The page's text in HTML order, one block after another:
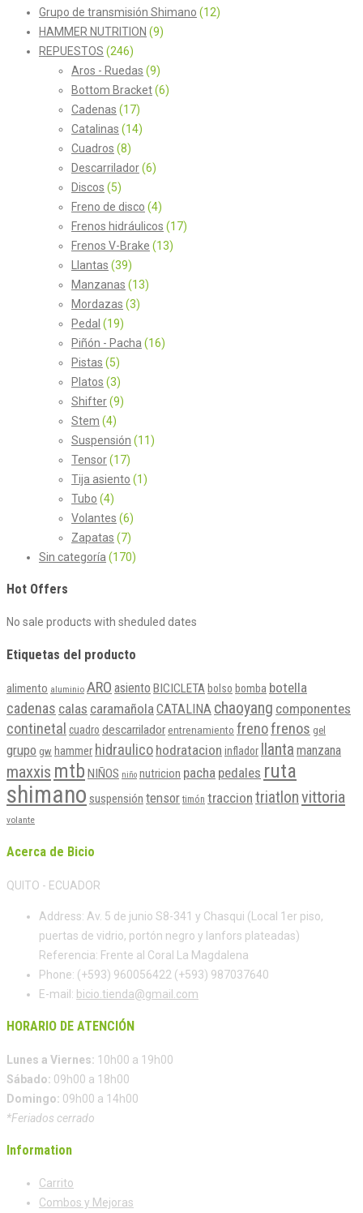
Grupo de transmisión Shimano (12)
HAMMER NUTRITION (9)
REPUESTOS (246)
Aros - Ruedas (9)
Bottom Bracket(6)
Cadenas (17)
Catalinas (14)
Cuadros (8)
Descarrilador(6)
Discos (5)
Freno de disco (4)
Frenos hidráulicos (17)
Frenos V-Brake (13)
Llantas (39)
Manzanas (13)
Mordazas (3)
Pedal (19)
Piñón - Pacha (16)
Pistas (5)
Platos (3)
Shifter(9)
Stem (4)
Suspensión (11)
Tensor(17)
Tija asiento (1)
Tubo (4)
Volantes (6)
Zapatas (7)
Sin categoría (170)
Hot Offers
No sale products with sheduled dates
Etiquetas del producto
alimento aluminio ARO asiento BICICLETA bolso bomba botella
cadenas calas caramañola CATALINA chaoyang componentes
continetal cuadro descarrilador entrenamiento frenofrenos gel
grupo gw hammer hidraulico hodratacion inflador llanta manzana
maxxis mtb NIÑOS niño nutricion pacha pedales ruta
shimano suspensión tensor timón traccion triatlonvittoria
volante
Acerca de Bicio
QUITO - ECUADOR
Address: Av. 5 de junio S8-341 y Chasqui (Local 1er piso,
puertas de vidrio, portón negro y lanfors plateadas)
Referencia: Frente al Coral La Magdalena
Phone: (+593) 960056422 (+593) 987037640
E-mail: bicio.tienda@gmail.com
HORARIO DE ATENCIÓN
Lunes a Viernes: 10h00 a 19h00
Sábado: 09h00 a 18h00
Domingo: 09h00 a 14h00
*Feriados cerrado
Information
Carrito
Combos y Mejoras